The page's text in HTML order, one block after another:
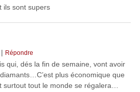
ils sont supers
| Répondre
qui, dés la fin de semaine, vont avoir
plus économique que
surtout tout le monde se régalera…